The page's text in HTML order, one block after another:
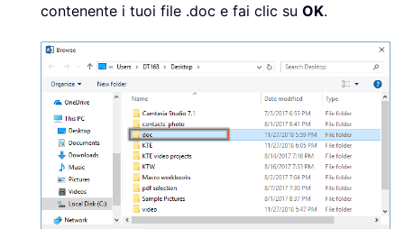
contenente i tuoi file .doc e fai clic su OK.